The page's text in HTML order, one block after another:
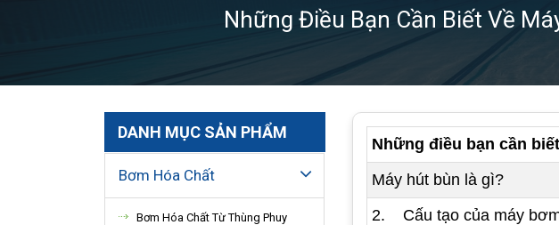
Những Điều Bạn Cần Biết Về
DANH MỤC SẢN PHẨM
Bơm Hóa Chất
Bơm Hóa Chất Từ Thùng Phuy
Những điều bạn cần
Máy hút bùn là gì?
2. Cấu tạo của máy